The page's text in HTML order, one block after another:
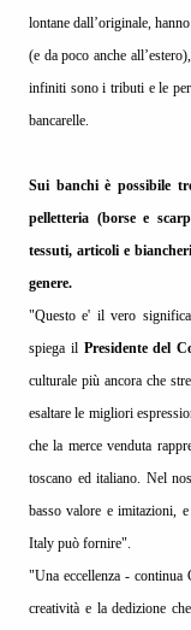
lontane dall’originale,
(e da poco anche
infiniti sono i tributi e le
bancarelle.
Sui banchi è possibile
pelletteria (borse e
tessuti, articoli e
genere.
"Questo e' il vero
spiega il Presidente del
culturale più ancora che
esaltare le migliori
che la merce venduta
toscano ed italiano. Nel
basso valore e imitazioni,
Italy può fornire".
"Una eccellenza -
creatività e la dedizione